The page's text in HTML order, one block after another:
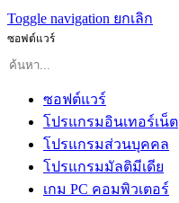
Toggle navigation ยกเลิก
ซอฟต์แวร์
ซอฟต์แวร์
โปรแกรมอินเทอร์เน็ต
โปรแกรมส่วนบุคคล
โปรแกรมมัลติมีเดีย
เกม PC คอมพิวเตอร์